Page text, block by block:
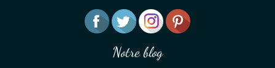
Notre blog